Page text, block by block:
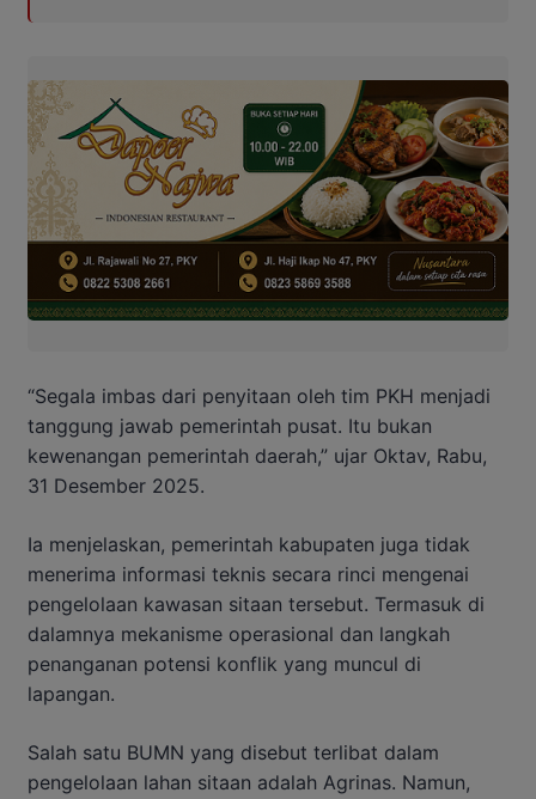
“Segala imbas dari penyitaan oleh tim PKH menjadi
tanggung jawab pemerintah pusat. Itu bukan
kewenangan pemerintah daerah,” ujar Oktav, Rabu,
31 Desember 2025.
Ia menjelaskan, pemerintah kabupaten juga tidak
menerima informasi teknis secara rinci mengenai
pengelolaan kawasan sitaan tersebut. Termasuk di
dalamnya mekanisme operasional dan langkah
penanganan potensi konflik yang muncul di
lapangan.
Salah satu BUMN yang disebut terlibat dalam
pengelolaan lahan sitaan adalah Agrinas. Namun,